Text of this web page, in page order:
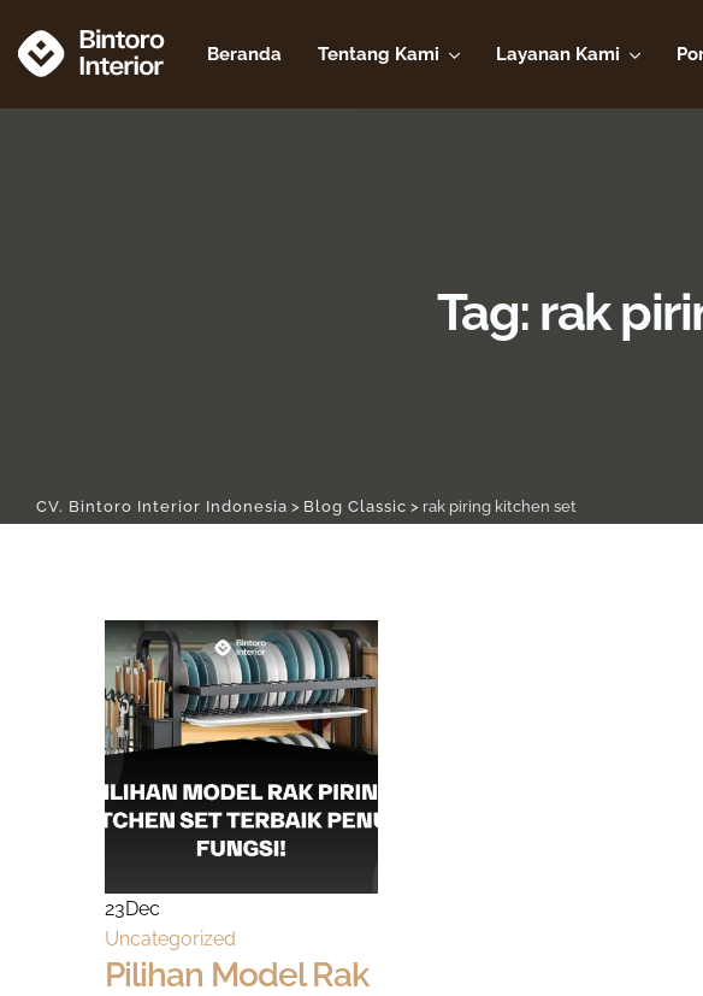
content
Beranda Tentang Kami Layanan Kami
Tag: rak
CV. Bintoro Interior Indonesia > Blog Classic > rak piring kitchen set
23Dec
Uncategorized
Pilihan Model Rak